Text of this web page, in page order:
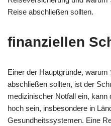
Reise abschließen sollten.
finanziellen
Einer der Hauptgründe,
abschließen sollten, ist der
medizinischer Notfall ein,
hoch sein, insbesondere in
Gesundheitssystemen. Eine